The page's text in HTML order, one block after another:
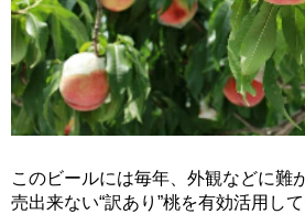
このビールには毎年、外観などに難
売出来ない“訳あり”桃を有効活用し